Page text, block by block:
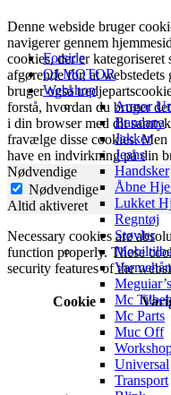
Forside
QJ MOTOR
Webshop
Armor
Bandana
Jakker
Jeans
Handsker
Åbne
Lukket
Regntøj
Støvler
Meguiar’s
Mc
Mc Parts
Muc Off
Universal
Transport
Denne webside bruger
navigerer gennem
cookies, der er
afgørende for, at
bruger også
forstå, hvordan du bruger
i din browser med dit
fravælge disse cookies.
have en indvirkning på din
Nødvendige
Nødvendige
Altid aktiveret
Necessary cookies are
function properly. These
security features of the
Cookie